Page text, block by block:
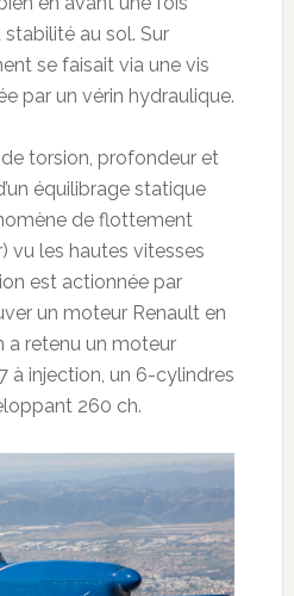
au sol. Sur
se faisait via une vis
par un vérin hydraulique.
torsion, profondeur et
équilibrage statique
de flottement
vu les hautes vitesses
est actionnée par
un moteur Renault en
a retenu un moteur
à injection, un 6-cylindres
260 ch.